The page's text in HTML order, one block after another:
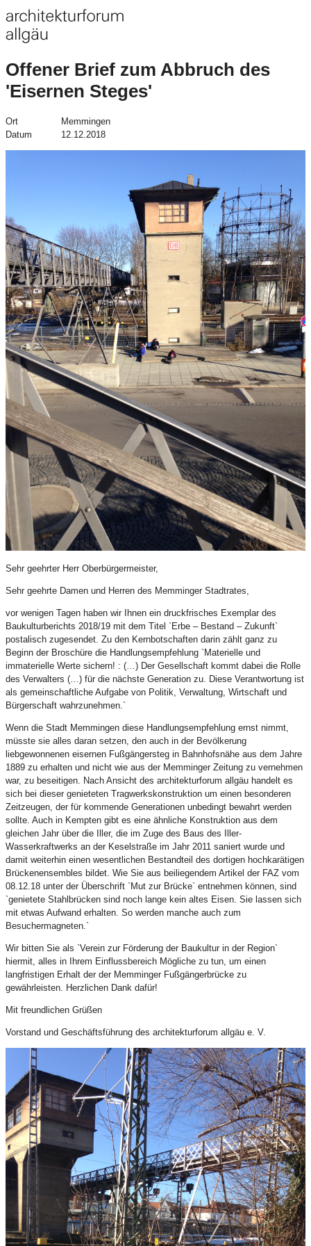
Offener Brief zum Abbruch des
'Eisernen Steges'
Ort
Memmingen
Datum
12.12.2018
Sehr geehrter Herr Oberbürgermeister,
Sehr geehrte Damen und Herren des Memminger Stadtrates,
vor wenigen Tagen haben wir Ihnen ein druckfrisches Exemplar des
Baukulturberichts 2018/19 mit dem Titel `Erbe – Bestand – Zukunft`
postalisch zugesendet. Zu den Kernbotschaften darin zählt ganz zu
Beginn der Broschüre die Handlungsempfehlung `Materielle und
immaterielle Werte sichern! : (…) Der Gesellschaft kommt dabei die Rolle
des Verwalters (…) für die nächste Generation zu. Diese Verantwortung ist
als gemeinschaftliche Aufgabe von Politik, Verwaltung, Wirtschaft und
Bürgerschaft wahrzunehmen.`
Wenn die Stadt Memmingen diese Handlungsempfehlung ernst nimmt,
müsste sie alles daran setzen, den auch in der Bevölkerung
liebgewonnenen eisernen Fußgängersteg in Bahnhofsnähe aus dem Jahre
1889 zu erhalten und nicht wie aus der Memminger Zeitung zu vernehmen
war, zu beseitigen. Nach Ansicht des architekturforum allgäu handelt es
sich bei dieser genieteten Tragwerkskonstruktion um einen besonderen
Zeitzeugen, der für kommende Generationen unbedingt bewahrt werden
sollte. Auch in Kempten gibt es eine ähnliche Konstruktion aus dem
gleichen Jahr über die Iller, die im Zuge des Baus des Iller-
Wasserkraftwerks an der Keselstraße im Jahr 2011 saniert wurde und
damit weiterhin einen wesentlichen Bestandteil des dortigen hochkarätigen
Brückenensembles bildet. Wie Sie aus beiliegendem Artikel der FAZ vom
08.12.18 unter der Überschrift `Mut zur Brücke` entnehmen können, sind
`genietete Stahlbrücken sind noch lange kein altes Eisen. Sie lassen sich
mit etwas Aufwand erhalten. So werden manche auch zum
Besuchermagneten.`
Wir bitten Sie als `Verein zur Förderung der Baukultur in der Region`
hiermit, alles in Ihrem Einflussbereich Mögliche zu tun, um einen
langfristigen Erhalt der der Memminger Fußgängerbrücke zu
gewährleisten. Herzlichen Dank dafür!
Mit freundlichen Grüßen
Vorstand und Geschäftsführung des architekturforum allgäu e. V.